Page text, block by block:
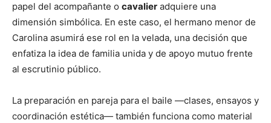
papel del acompañante o cavalier adquiere una
dimensión simbólica. En este caso, el hermano menor de
Carolina asumirá ese rol en la velada, una decisión que
enfatiza la idea de familia unida y de apoyo mutuo frente
al escrutinio público.
La preparación en pareja para el baile —clases, ensayos y
coordinación estética— también funciona como material